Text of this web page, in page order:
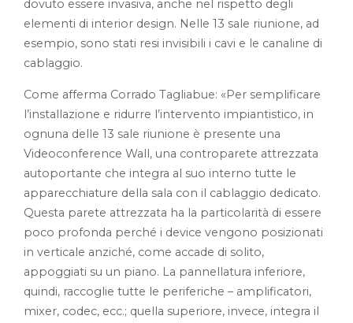
dovuto essere invasiva, anche nel rispetto degli
elementi di interior design. Nelle 13 sale riunione, ad
esempio, sono stati resi invisibili i cavi e le canaline di
cablaggio.
Come afferma Corrado Tagliabue: «Per semplificare
l’installazione e ridurre l’intervento impiantistico, in
ognuna delle 13 sale riunione è presente una
Videoconference Wall, una controparete attrezzata
autoportante che integra al suo interno tutte le
apparecchiature della sala con il cablaggio dedicato.
Questa parete attrezzata ha la particolarità di essere
poco profonda perché i device vengono posizionati
in verticale anziché, come accade di solito,
appoggiati su un piano. La pannellatura inferiore,
quindi, raccoglie tutte le periferiche – amplificatori,
mixer, codec, ecc.; quella superiore, invece, integra il